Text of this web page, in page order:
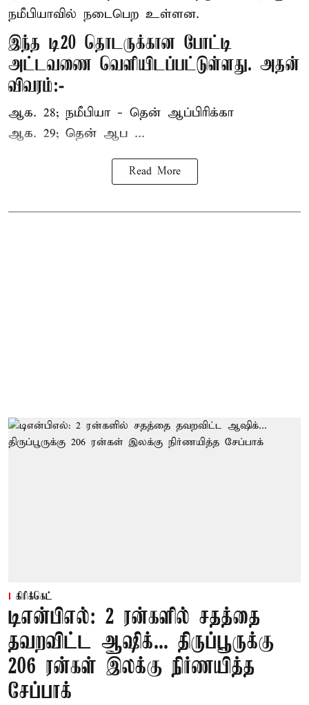
நமீபியாவில் நடைபெற உள்ளன.
இந்த டி20 தொடருக்கான போட்டி
அட்டவணை வெளியிடப்பட்டுள்ளது. அதன்
விவரம்:-
ஆக. 28; நமீபியா - தென் ஆப்பிரிக்கா
ஆக. 29; தென் ஆப ...
Read More
கிரிக்கெட்
டிஎன்பிஎல்: 2 ரன்களில் சதத்தை
தவறவிட்ட ஆஷிக்... திருப்பூருக்கு
206 ரன்கள் இலக்கு நிர்ணயித்த
சேப்பாக்